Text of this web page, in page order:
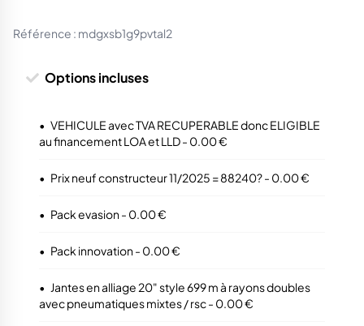
Référence : mdgxsb1g9pvtal2
Options incluses
• VEHICULE avec TVA RECUPERABLE donc ELIGIBLE
au financement LOA et LLD - 0.00 €
• Prix neuf constructeur 11/2025 = 88240? - 0.00 €
• Pack evasion - 0.00 €
• Pack innovation - 0.00 €
• Jantes en alliage 20" style 699 m à rayons doubles
avec pneumatiques mixtes / rsc - 0.00 €